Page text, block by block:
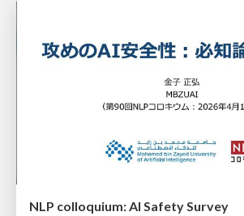
NLP colloquium: AI Safety Survey